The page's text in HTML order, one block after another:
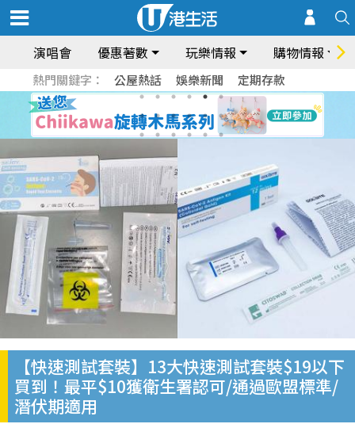
演唱會 優惠著數 玩樂情報 購物情報
熱門關鍵字： 公屋熱話 娛樂新聞 定期存款
【快速測試套裝】13大快速測試套裝$19以下
買到！最平$10獲衛生署認可/通過歐盟標準/
潛伏期適用